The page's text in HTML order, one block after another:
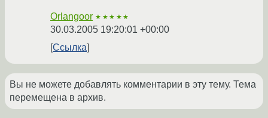
Orlangoor ★★★★★
30.03.2005 19:20:01 +00:00
Ссылка
Вы не можете добавлять комментарии в эту тему. Тема
перемещена в архив.